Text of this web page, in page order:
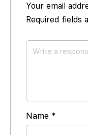
Your email
Required fields
Name *